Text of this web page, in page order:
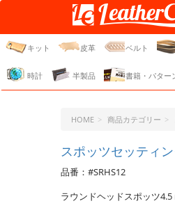
レザークラフト
ジェーピー
キット 皮革 ベルト
時計 半製品 書籍・パター
HOME 商品カテゴリー
スポッツセッティ
品番：#SRHS12
ラウンドヘッドスポッツ